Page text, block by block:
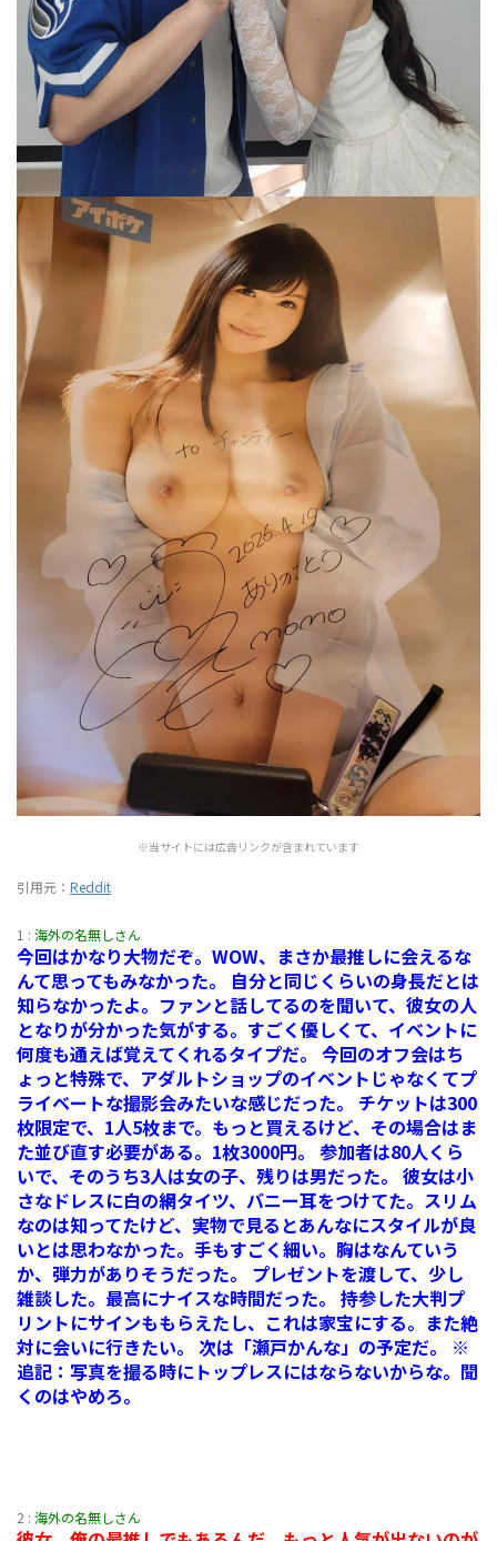
※当サイトには広告リンクが含まれています
引用元： Reddit
1 : 海外の名無しさん
今回はかなり大物だぞ。WOW、まさか最推しに会えるな
んて思ってもみなかった。 自分と同じくらいの身長だとは
知らなかったよ。ファンと話してるのを聞いて、彼女の人
となりが分かった気がする。すごく優しくて、イベントに
何度も通えば覚えてくれるタイプだ。 今回のオフ会はち
ょっと特殊で、アダルトショップのイベントじゃなくてプ
ライベートな撮影会みたいな感じだった。 チケットは300
枚限定で、1人5枚まで。もっと買えるけど、その場合はま
た並び直す必要がある。1枚3000円。 参加者は80人くら
いで、そのうち3人は女の子、残りは男だった。 彼女は小
さなドレスに白の網タイツ、バニー耳をつけてた。スリム
なのは知ってたけど、実物で見るとあんなにスタイルが良
いとは思わなかった。手もすごく細い。胸はなんていう
か、弾力がありそうだった。 プレゼントを渡して、少し
雑談した。最高にナイスな時間だった。 持参した大判プ
リントにサインももらえたし、これは家宝にする。また絶
対に会いに行きたい。 次は「瀬戸かんな」の予定だ。 ※
追記：写真を撮る時にトップレスにはならないからな。聞
くのはやめろ。
2 : 海外の名無しさん